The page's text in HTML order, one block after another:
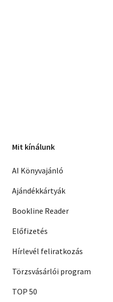
Mit kínálunk
AI Könyvajánló
Ajándékkártyák
Bookline Reader
Előfizetés
Hírlevél feliratkozás
Törzsvásárlói program
TOP 50